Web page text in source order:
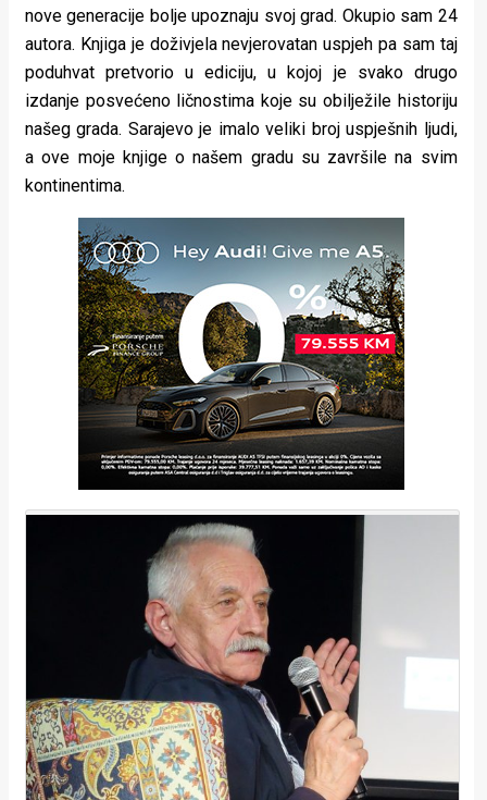
nove generacije bolje upoznaju svoj grad. Okupio sam 24
autora. Knjiga je doživjela nevjerovatan uspjeh pa sam taj
poduhvat pretvorio u ediciju, u kojoj je svako drugo
izdanje posvećeno ličnostima koje su obilježile historiju
našeg grada. Sarajevo je imalo veliki broj uspješnih ljudi,
a ove moje knjige o našem gradu su završile na svim
kontinentima.